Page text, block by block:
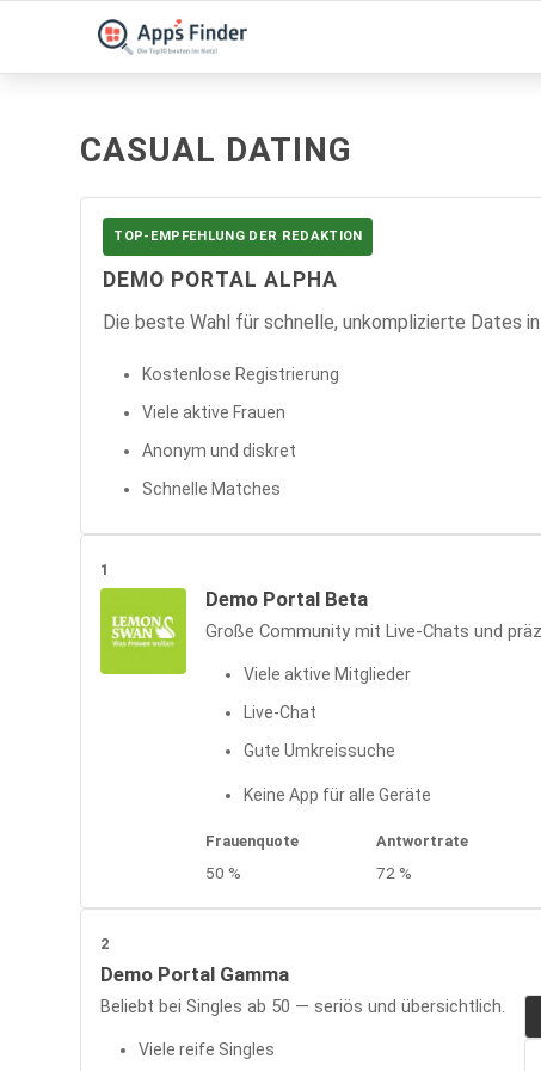
CASUAL DATING
TOP-EMPFEHLUNG DER REDAKTION
DEMO PORTAL ALPHA
Die beste Wahl für schnelle, unkomplizierte Dates in
Kostenlose Registrierung
Viele aktive Frauen
Anonym und diskret
Schnelle Matches
1
Demo Portal Beta
Große Community mit Live-Chats und
Viele aktive Mitglieder
Live-Chat
Gute Umkreissuche
Keine App für alle Geräte
Frauenquote
50 %
Antwortrate
72 %
2
Demo Portal Gamma
Beliebt bei Singles ab 50 — seriös und übersichtlich.
Viele reife Singles